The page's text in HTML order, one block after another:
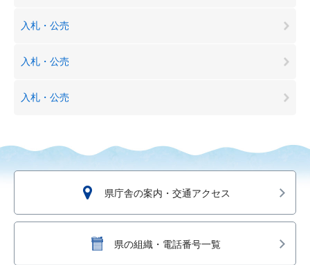
入札・公売
入札・公売
入札・公売
県庁舎の案内・交通アクセス
県の組織・電話番号一覧